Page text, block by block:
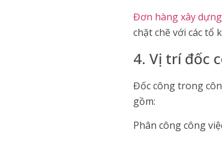
Đơn hàng xây
chặt chẽ với các tổ
4. Vị trí đốc
Đốc công trong
gồm:
Phân công công